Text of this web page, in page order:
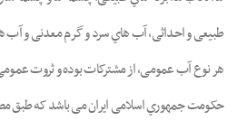
ﻃﺒﯿﻌﯽ و اﺣﺪاﺛﯽ، آب ﻫﺎي ﺳﺮد و ﮔﺮم ﻣﻌﺪﻧﯽ و آب
ﻫﺮ ﻧﻮع آب ﻋﻤﻮﻣﯽ، از ﻣﺸﺘﺮﮐﺎت ﺑﻮده و ﺛﺮوت
ﺣﮑﻮﻣﺖ ﺟﻤﻬﻮري اﺳﻼﻣﯽ اﯾﺮان ﻣﯽ ﺑﺎﺷﺪ ﮐﻪ ﻃﺒﻖ